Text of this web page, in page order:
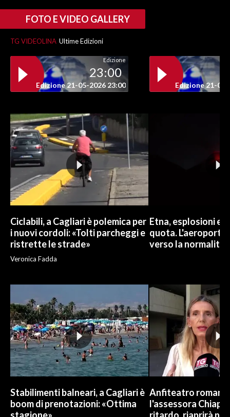
ANNUNCI
PUBBLICITÀ
SPIAGGE
STORE
FOTO E VIDEO GALLERY
TG VIDEOLINA Ultime Edizioni
Edizione
23:00
Edizione 21-05-2026 23:00 Edizione 21-05-
Ciclabili, a Cagliari è polemica per
i nuovi cordoli: «Tolti parcheggi e
ristrette le strade»
Veronica Fadda
Etna, esplosioni e
quota. L'aeroporto
verso la normalità
Stabilimenti balneari, a Cagliari è
boom di prenotazioni: «Ottima
Anfiteatro romano
l'assessora